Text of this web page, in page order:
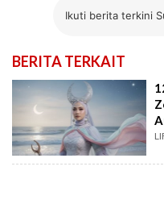
Ikuti berita terkini
BERITA TERKAIT